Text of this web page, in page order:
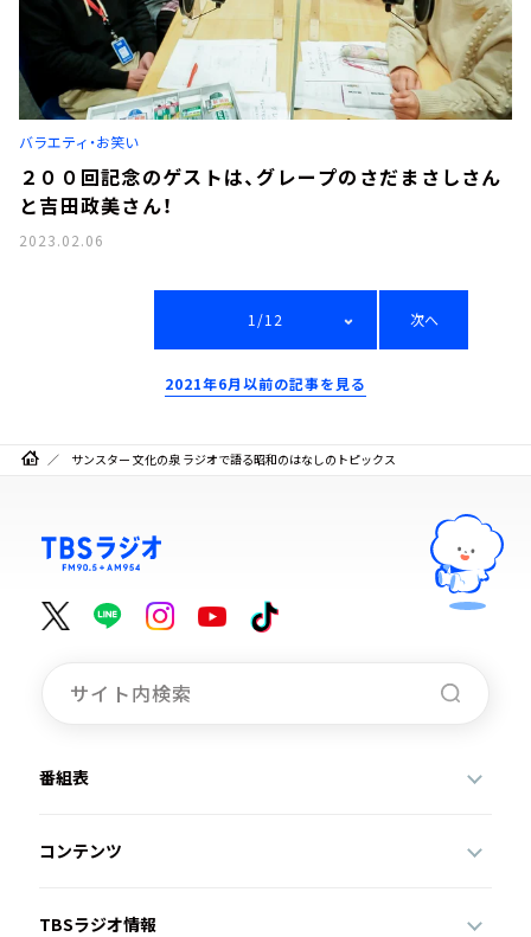
バラエティ・お笑い
２００回記念のゲストは、グレープのさだまさしさん
と吉田政美さん！
2023.02.06
1/12 次へ
2021年6月以前の記事を見る
サンスター 文化の泉 ラジオで語る昭和のはなしのトピックス
番組表
コンテンツ
TBSラジオ情報